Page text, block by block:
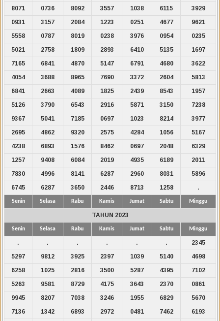
8071
0736 8092 3557 1038 6115
3929
0931
3157 2084 1223 0251 4677
9621
5558
0787 8019 0238 3976 0954
0235
5021
2758 1809 2893 6410 5135
1697
7165
6841 4870 5147 6791 4680
3622
4054
3688 8965 7690 3372 2604
5813
6841
2663 4089 1825 2439 8543
1957
5126
3790 6543 2916 5871 3150
7238
9367
5041 7185 0697 1023 8214
3977
2695
4862 9320 2575 4284 1056
5167
4238
6893 1576 8462 0697 2048
6329
1257
9408 6084 2019 4935 6189
2011
7830
4996 8141 6287 2960 8031
5896
6745
6287 3650 2446 8713 1258 .
Senin Selasa Rabu Kamis Jumat Sabtu Minggu
TAHUN 2023
Senin Selasa Rabu Kamis Jumat Sabtu Minggu
. . . . . .
2345
5297
9812 3925 2397 1039 5140
4698
6258
1025 2816 3500 5287 4395
7102
5263
9581 8729 4175 3643 2370
0861
9945
8207 7038 3246 1955 6829
5670
7136
1342 6893 2972 0481 7462
6193